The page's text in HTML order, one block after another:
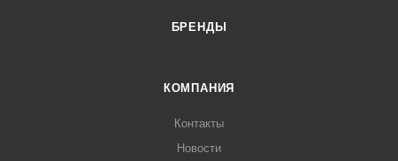
БРЕНДЫ
КОМПАНИЯ
Контакты
Новости